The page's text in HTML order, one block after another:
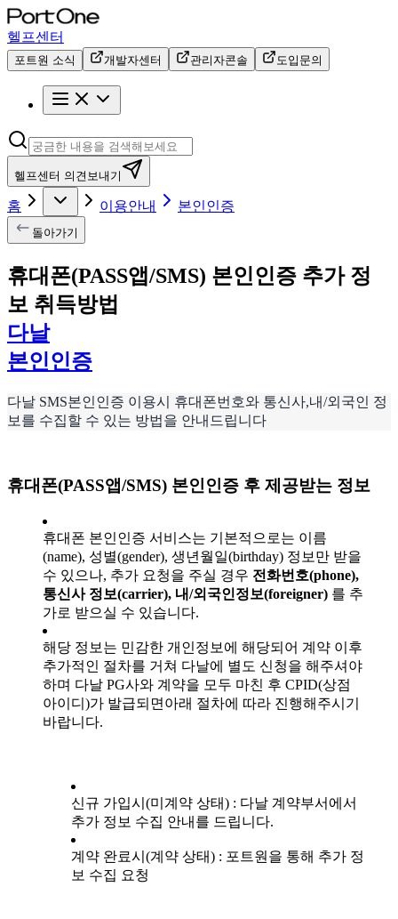
헬프센터
포트원 소식 개발자센터 관리자콘솔 도입문의
헬프센터 의견보내기
홈 이용안내 본인인증
돌아가기
휴대폰(PASS앱/SMS) 본인인증 추가 정
보 취득방법
다날
본인인증
다날 SMS본인인증 이용시 휴대폰번호와 통신사,내/외국인 정
보를 수집할 수 있는 방법을 안내드립니다
휴대폰(PASS앱/SMS) 본인인증 후 제공받는 정보
휴대폰 본인인증 서비스는 기본적으로는 이름
(name), 성별(gender), 생년월일(birthday) 정보만 받을
수 있으나, 추가 요청을 주실 경우 전화번호(phone),
통신사 정보(carrier), 내/외국인정보(foreigner) 를 추
가로 받으실 수 있습니다.
해당 정보는 민감한 개인정보에 해당되어 계약 이후
추가적인 절차를 거쳐 다날에 별도 신청을 해주셔야
하며 다날 PG사와 계약을 모두 마친 후 CPID(상점
아이디)가 발급되면아래 절차에 따라 진행해주시기
바랍니다.
신규 가입시(미계약 상태) : 다날 계약부서에서
추가 정보 수집 안내를 드립니다.
계약 완료시(계약 상태) : 포트원을 통해 추가 정
보 수집 요청